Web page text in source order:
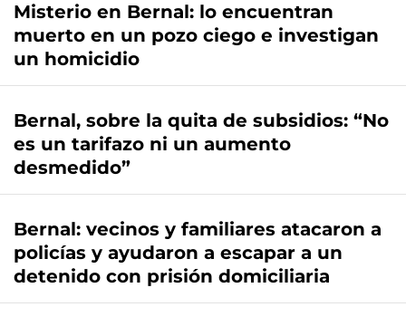
Misterio en Bernal: lo encuentran
muerto en un pozo ciego e investigan
un homicidio
Bernal, sobre la quita de subsidios: “No
es un tarifazo ni un aumento
desmedido”
Bernal: vecinos y familiares atacaron a
policías y ayudaron a escapar a un
detenido con prisión domiciliaria